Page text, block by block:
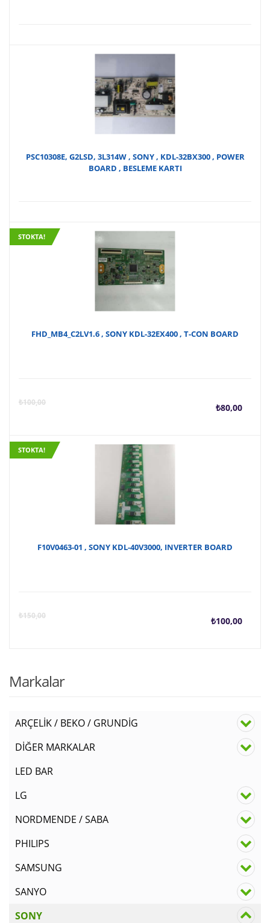
PSC10308E, G2LSD, 3L314W , SONY , KDL-32BX300 , POWER
BOARD , BESLEME KARTI
STOKTA!
FHD_MB4_C2LV1.6 , SONY KDL-32EX400 , T-CON BOARD
₺100,00 ₺80,00
Şu
STOKTA!
F10V0463-01 , SONY KDL-40V3000, INVERTER BOARD
₺150,00 ₺100,00
Şu
Markalar
ARÇELİK / BEKO / GRUNDİG
DİĞER MARKALAR
LED BAR
LG
NORDMENDE / SABA
PHILIPS
SAMSUNG
SANYO
SONY